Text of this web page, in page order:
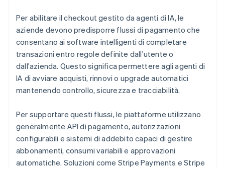
Per abilitare il checkout gestito da agenti di IA, le
aziende devono predisporre flussi di pagamento che
consentano ai software intelligenti di completare
transazioni entro regole definite dall'utente o
dall'azienda. Questo significa permettere agli agenti di
IA di avviare acquisti, rinnovi o upgrade automatici
mantenendo controllo, sicurezza e tracciabilità.
Per supportare questi flussi, le piattaforme utilizzano
generalmente API di pagamento, autorizzazioni
configurabili e sistemi di addebito capaci di gestire
abbonamenti, consumi variabili e approvazioni
automatiche. Soluzioni come Stripe Payments e Stripe